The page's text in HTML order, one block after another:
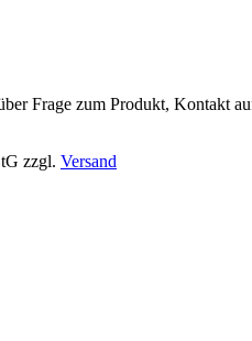
Frage zum Produkt, Kontakt
zzgl. Versand